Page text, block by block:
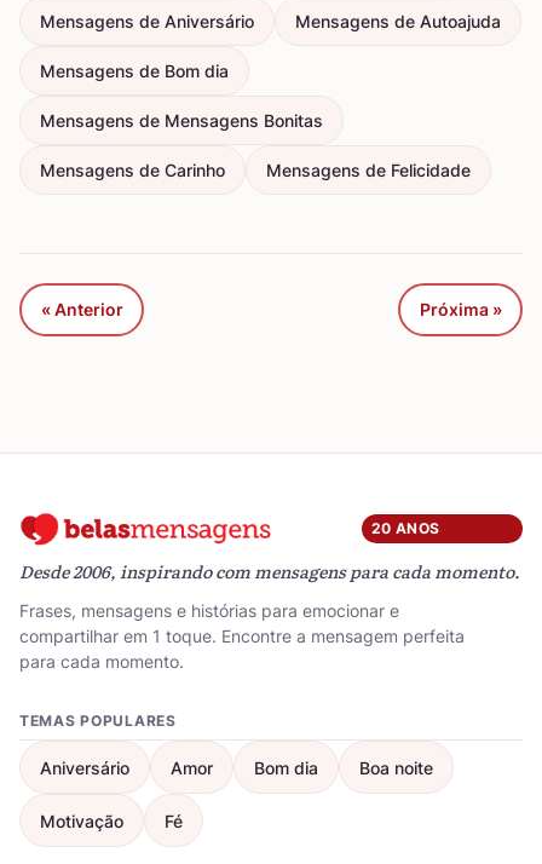
Mensagens de Aniversário Mensagens de Autoajuda
Mensagens de Bom dia
Mensagens de Mensagens Bonitas
Mensagens de Carinho Mensagens de Felicidade
« Anterior Próxima »
20 ANOS
Desde 2006, inspirando com mensagens para cada momento.
Frases, mensagens e histórias para emocionar e
compartilhar em 1 toque. Encontre a mensagem perfeita
para cada momento.
TEMAS POPULARES
Aniversário Amor Bom dia Boa noite
Motivação Fé